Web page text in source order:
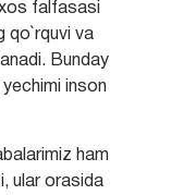
falfasasi
qo`rquvi va
Bunday
inson
ham
ular orasida